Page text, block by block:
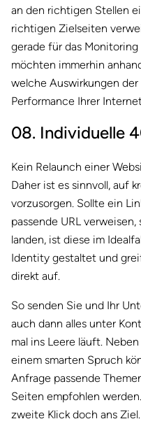
an den richtigen Stellen
richtigen Zielseiten
gerade für das
möchten immerhin
welche Auswirkungen
Performance Ihrer
08. Individuelle
Kein Relaunch einer
Daher ist es sinnvoll, auf
vorzusorgen. Sollte ein
passende URL
landen, ist diese im
Identity gestaltet und
direkt auf.
So senden Sie und Ihr
auch dann alles unter
mal ins Leere läuft.
einem smarten Spruch
Anfrage passende
Seiten empfohlen
zweite Klick doch ans Ziel.